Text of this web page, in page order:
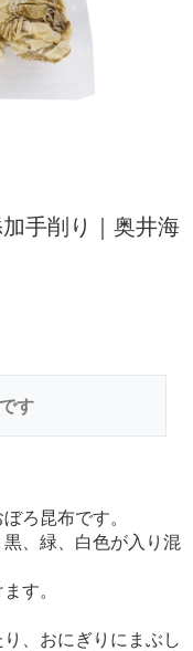
手削り｜奥井海
す
ろ昆布です。
、緑、白色が入り混
す。
、おにぎりにまぶし